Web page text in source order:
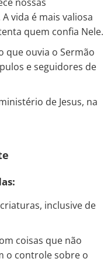
vida é mais valiosa
quem confia Nele.
que ouvia o Sermão
e seguidores de
de Jesus, na
inclusive de
coisas que não
o controle sobre o